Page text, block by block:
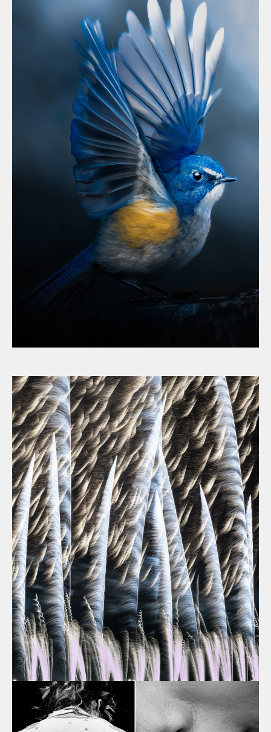
グランプリ
眞野 瑞己さん（愛知）
自由部門金賞
自由部門（単写真）
古川 夏子さん（滋賀）
火華（ひばな）